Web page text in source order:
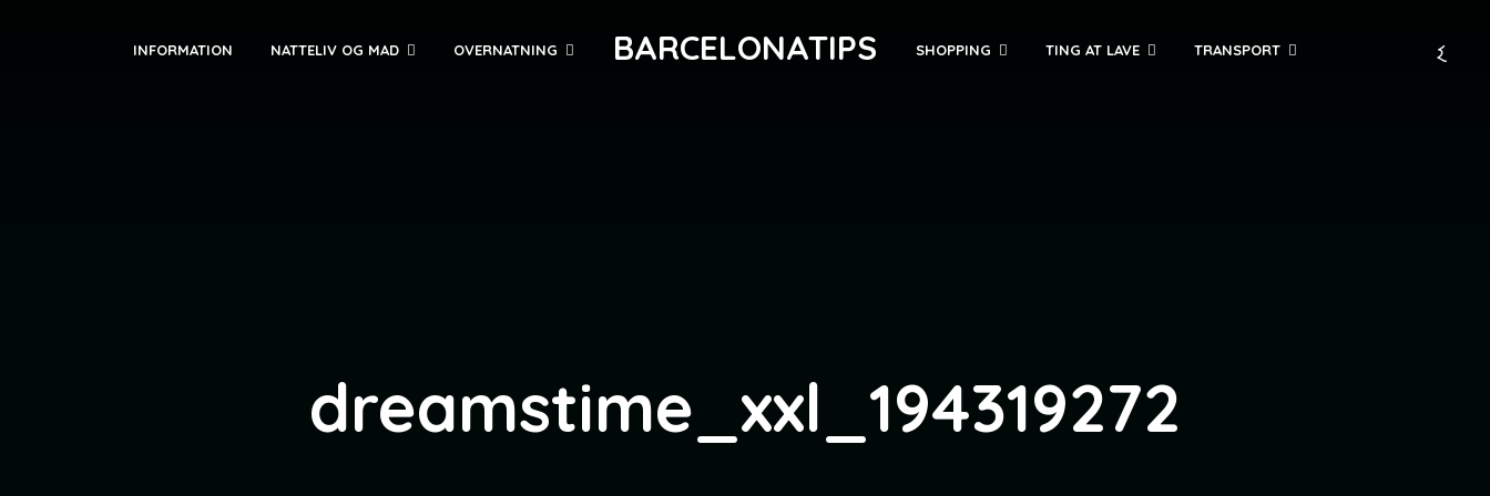
INFORMATION NATTELIV OG MAD OVERNATNING BARCELONATIPS SHOPPING TING AT LAVE TRANSPORT
dreamstime_xxl_194319272